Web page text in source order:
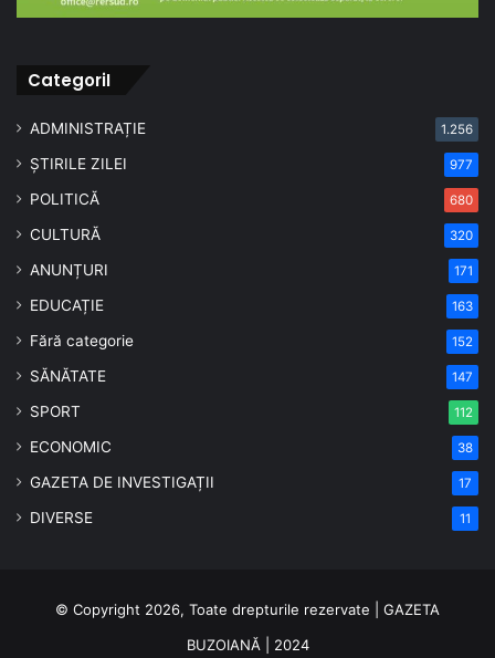
CategoriI
ADMINISTRAȚIE 1.256
ȘTIRILE ZILEI 977
POLITICĂ 680
CULTURĂ 320
ANUNȚURI 171
EDUCAȚIE 163
Fără categorie 152
SĂNĂTATE 147
SPORT 112
ECONOMIC 38
GAZETA DE INVESTIGAȚII 17
DIVERSE 11
© Copyright 2026, Toate drepturile rezervate | GAZETA
BUZOIANĂ | 2024